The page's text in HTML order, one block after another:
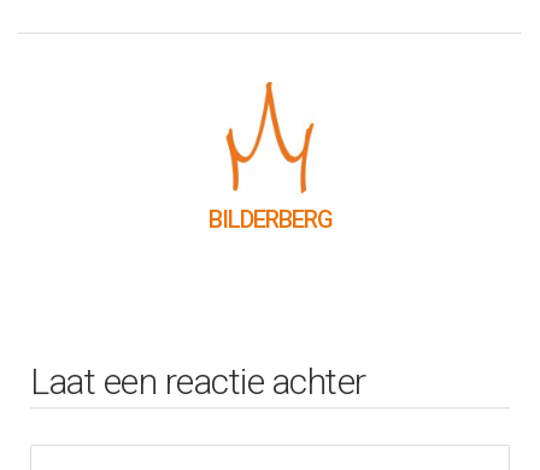
BILDERBERG
Laat een reactie achter